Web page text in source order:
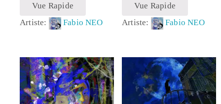
Vue Rapide
Artiste:
Fabio NEO
Vue Rapide
Artiste:
Fabio NEO